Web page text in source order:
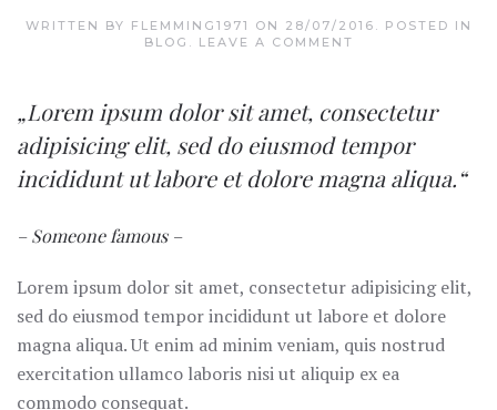
WRITTEN BY FLEMMING1971 ON 28/07/2016 . POSTED IN
BLOG . LEAVE A COMMENT
„Lorem ipsum dolor sit amet, consectetur
adipisicing elit, sed do eiusmod tempor
incididunt ut labore et dolore magna aliqua.“
– Someone famous –
Lorem ipsum dolor sit amet, consectetur adipisicing elit,
sed do eiusmod tempor incididunt ut labore et dolore
magna aliqua. Ut enim ad minim veniam, quis nostrud
exercitation ullamco laboris nisi ut aliquip ex ea
commodo consequat.